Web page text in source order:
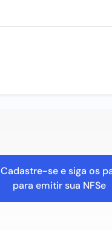
Cadastre-se e siga os
para emitir sua NFSe